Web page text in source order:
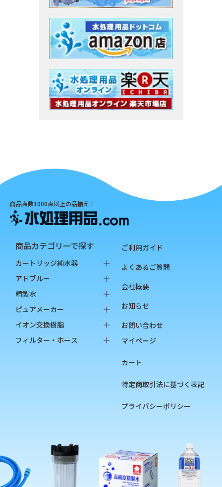
商品点数1000点以上の品揃え！
商品カテゴリーで探す
カートリッジ純水器
純水器本体
オプション品
消耗品
アドブルー
バッグインボックス
ペットボトル
精製水
バッグインボックス
ペットボトル
オプション品
ピュアメーカー
本体
カートリッジ
イオン交換樹脂
純水用イオン交換樹脂
フィルター・ホース
硬度指示薬
ご利用ガイド
よくあるご質問
会社概要
お知らせ
お問い合わせ
マイページ
カート
特定商取引法に基づく表記
プライバシーポリシー